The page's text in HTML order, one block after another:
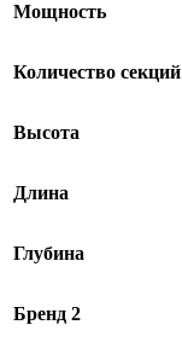
Мощность
Количество секций
Высота
Длина
Глубина
Бренд 2